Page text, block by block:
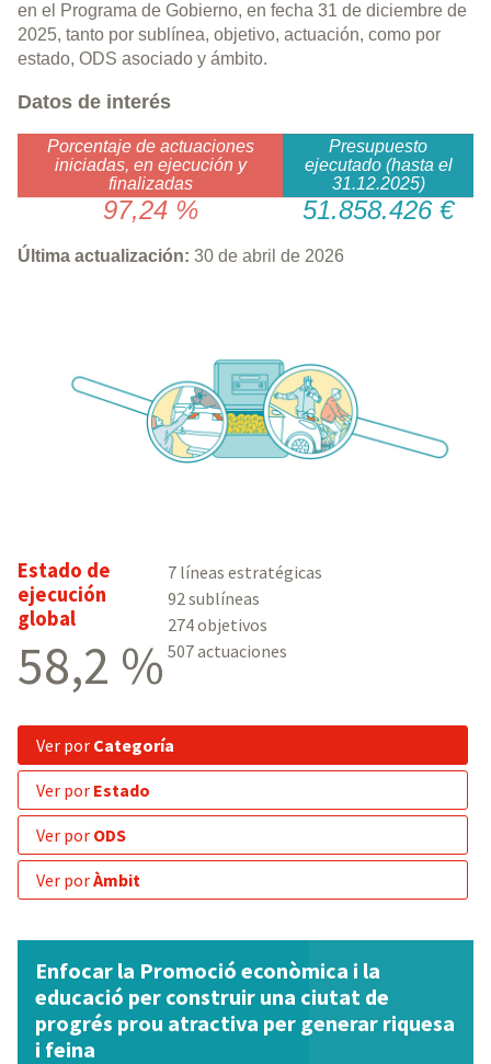
en el Programa de Gobierno, en fecha 31 de diciembre de
2025, tanto por sublínea, objetivo, actuación, como por
estado, ODS asociado y ámbito.
Datos de interés
Porcentaje de actuaciones
iniciadas, en ejecución y
finalizadas
Presupuesto
ejecutado (hasta el
31.12.2025)
97,24 % 51.858.426 €
Última actualización: 30 de abril de 2026
Estado de
ejecución
global
58,2 %
7 líneas estratégicas
92 sublíneas
274 objetivos
507 actuaciones
ver por Categoría
ver por Estado
ver por ODS
ver porÀmbit
Enfocar la Promoció econòmica i la
educació per construir una ciutat de
progrés prou atractiva per generar riquesa
i feina